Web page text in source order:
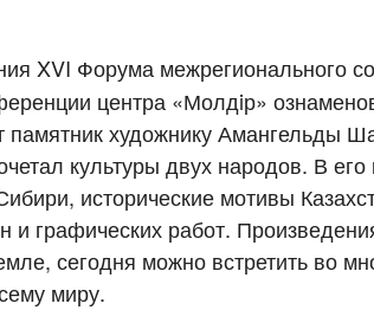
XVI Форума межрегионального
центра «Молдiр»
художнику Амангельды
культуры двух народов. В
исторические мотивы
и графических работ.
сегодня можно встретить во
миру.